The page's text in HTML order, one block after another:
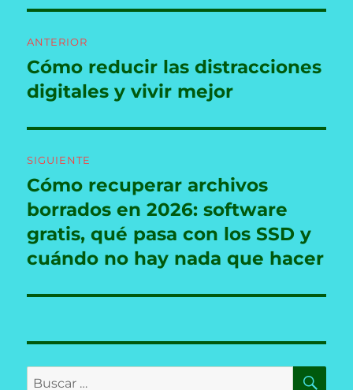
de
entradas
ANTERIOR
Entrada
anterior:
Cómo reducir las distracciones
digitales y vivir mejor
SIGUIENTE
Entrada
siguiente:
Cómo recuperar archivos
borrados en 2026: software
gratis, qué pasa con los SSD y
cuándo no hay nada que hacer
Buscar